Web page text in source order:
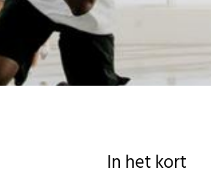
Personal Training
CivitaS Marknesse – Gezondheidscentrum
In het kort